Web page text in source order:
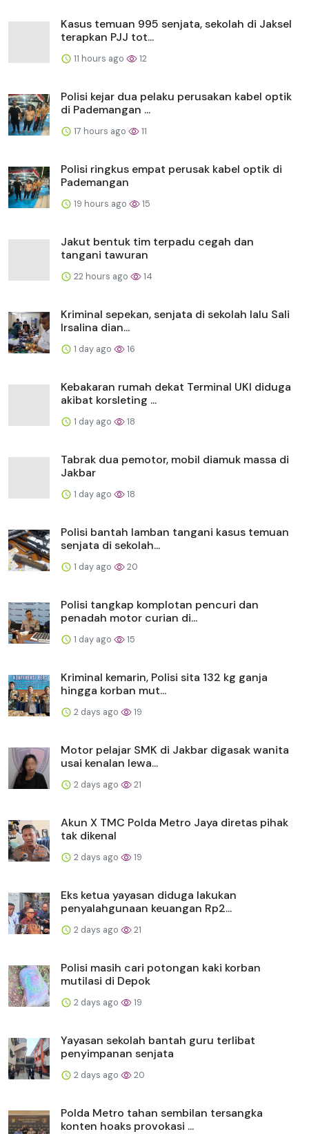
Kasus temuan 995 senjata, sekolah di Jaksel
terapkan PJJ tot...
11 hours ago 12
Polisi kejar dua pelaku perusakan kabel optik
di Pademangan ...
17 hours ago 11
Polisi ringkus empat perusak kabel optik di
Pademangan
19 hours ago 15
Jakut bentuk tim terpadu cegah dan
tangani tawuran
22 hours ago 14
Kriminal sepekan, senjata di sekolah lalu Sali
Irsalina dian...
1 day ago 16
Kebakaran rumah dekat Terminal UKI diduga
akibat korsleting ...
1 day ago 18
Tabrak dua pemotor, mobil diamuk massa di
Jakbar
1 day ago 18
Polisi bantah lamban tangani kasus temuan
senjata di sekolah...
1 day ago 20
Polisi tangkap komplotan pencuri dan
penadah motor curian di...
1 day ago 15
Kriminal kemarin, Polisi sita 132 kg ganja
hingga korban mut...
2 days ago 19
Motor pelajar SMK di Jakbar digasak wanita
usai kenalan lewa...
2 days ago 21
Akun X TMC Polda Metro Jaya diretas pihak
tak dikenal
2 days ago 19
Eks ketua yayasan diduga lakukan
penyalahgunaan keuangan Rp2...
2 days ago 21
Polisi masih cari potongan kaki korban
mutilasi di Depok
2 days ago 19
Yayasan sekolah bantah guru terlibat
penyimpanan senjata
2 days ago 20
Polda Metro tahan sembilan tersangka
konten hoaks provokasi ...